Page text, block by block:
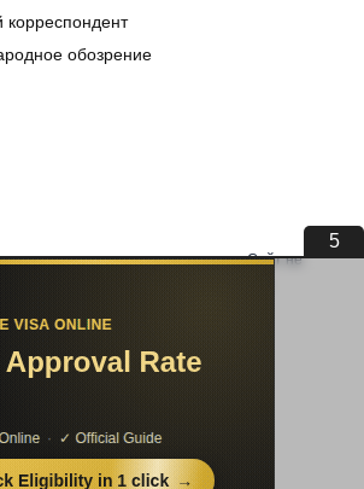
корреспондент
обозрение
4
из открытых источников. Сайт не
Видео не работает